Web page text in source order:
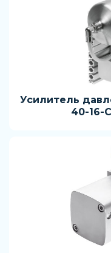
Усилитель
40-16-